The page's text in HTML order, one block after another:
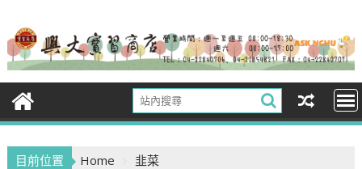
content
目前位置 Home 韭菜